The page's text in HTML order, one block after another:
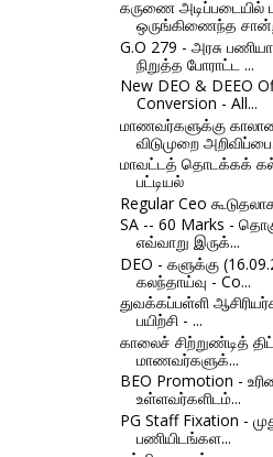
கருணை அடிப்படையில்
ஒருங்கிணைந்த
G.O 279 - அரசு
நிறுத்த போராட்ட ...
New DEO & DEEO
Conversion - All...
மாணவர்களுக்கு
விடுமுறை
மாவட்டத் தொடக்கக்
பட்டியல்
Regular Ceo
SA -- 60 Marks -
எவ்வாறு இருக்...
DEO - களுக்கு
கலந்தாய்வு - Co...
துவக்கப்பள்ளி
பயிற்சி - ...
காலைச் சிற்றுண்டித்
மாணவர்களுக்...
BEO Promotion -
உள்ளவர்களிடம்...
PG Staff Fixation -
பணியிடங்கள...